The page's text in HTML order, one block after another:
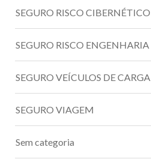
SEGURO RISCO CIBERNÉTICO
SEGURO RISCO ENGENHARIA
SEGURO VEÍCULOS DE CARGA
SEGURO VIAGEM
Sem categoria